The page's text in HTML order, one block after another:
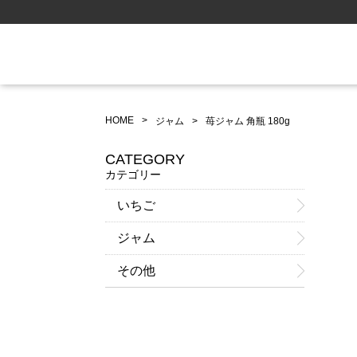
HOME ジャム 苺ジャム 角瓶 180g
CATEGORY
カテゴリー
いちご
ジャム
その他